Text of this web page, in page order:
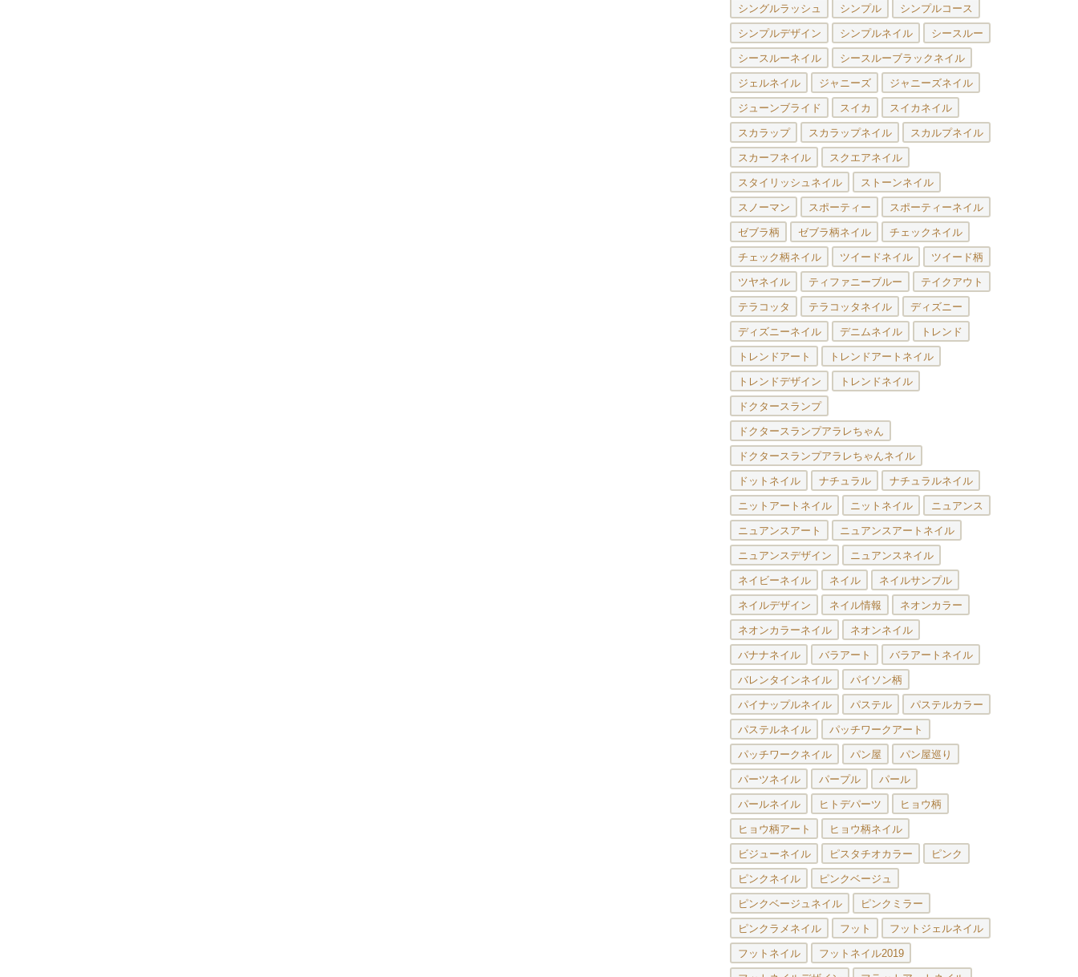
シングルラッシュ シンプル シンプルコース
シンプルデザイン シンプルネイル シースルー
シースルーネイル シースルーブラックネイル
ジェルネイル ジャニーズ ジャニーズネイル
ジューンブライド スイカ スイカネイル
スカラップ スカラップネイル スカルプネイル
スカーフネイル スクエアネイル
スタイリッシュネイル ストーンネイル
スノーマン スポーティー スポーティーネイル
ゼブラ柄 ゼブラ柄ネイル チェックネイル
チェック柄ネイル ツイードネイル ツイード柄
ツヤネイル ティファニーブルー テイクアウト
テラコッタ テラコッタネイル ディズニー
ディズニーネイル デニムネイル トレンド
トレンドアート トレンドアートネイル
トレンドデザイン トレンドネイル
ドクタースランプ
ドクタースランプアラレちゃん
ドクタースランプアラレちゃんネイル
ドットネイル ナチュラル ナチュラルネイル
ニットアートネイル ニットネイル ニュアンス
ニュアンスアート ニュアンスアートネイル
ニュアンスデザイン ニュアンスネイル
ネイビーネイル ネイル ネイルサンプル
ネイルデザイン ネイル情報 ネオンカラー
ネオンカラーネイル ネオンネイル
バナナネイル バラアート バラアートネイル
バレンタインネイル パイソン柄
パイナップルネイル パステル パステルカラー
パステルネイル パッチワークアート
パッチワークネイル パン屋 パン屋巡り
パーツネイル パープル パール
パールネイル ヒトデパーツ ヒョウ柄
ヒョウ柄アート ヒョウ柄ネイル
ビジューネイル ピスタチオカラー ピンク
ピンクネイル ピンクベージュ
ピンクベージュネイル ピンクミラー
ピンクラメネイル フット フットジェルネイル
フットネイル フットネイル2019